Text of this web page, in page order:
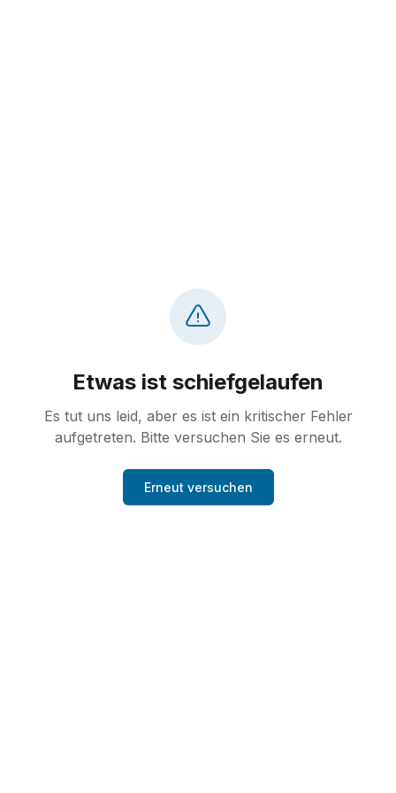
Etwas ist schiefgelaufen
Es tut uns leid, aber es ist ein kritischer Fehler
aufgetreten. Bitte versuchen Sie es erneut.
Erneut versuchen